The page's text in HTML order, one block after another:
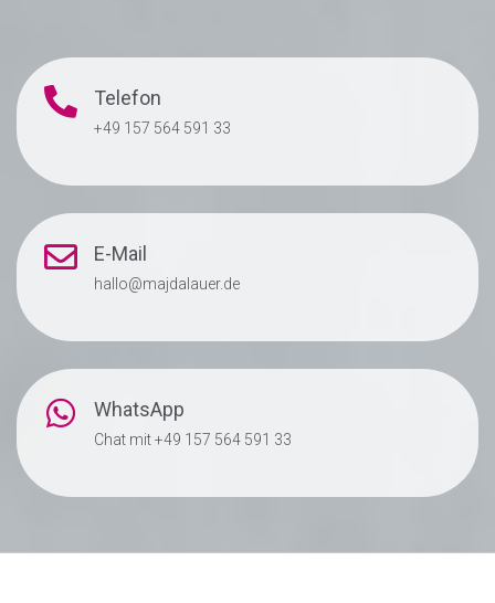
Telefon
+49 157 564 591 33
E-Mail
hallo@majdalauer.de
WhatsApp
Chat mit +49 157 564 591 33